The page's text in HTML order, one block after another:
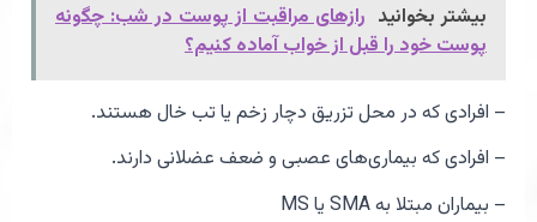
بیشتر بخوانید رازهای مراقبت از پوست در شب: چگونه
پوست خود را قبل از خواب آماده کنیم؟
– افرادی که در محل تزریق دچار زخم یا تب خال هستند.
– افرادی که بیماری‌های عصبی و ضعف عضلانی دارند.
– بیماران مبتلا به SMA یا MS